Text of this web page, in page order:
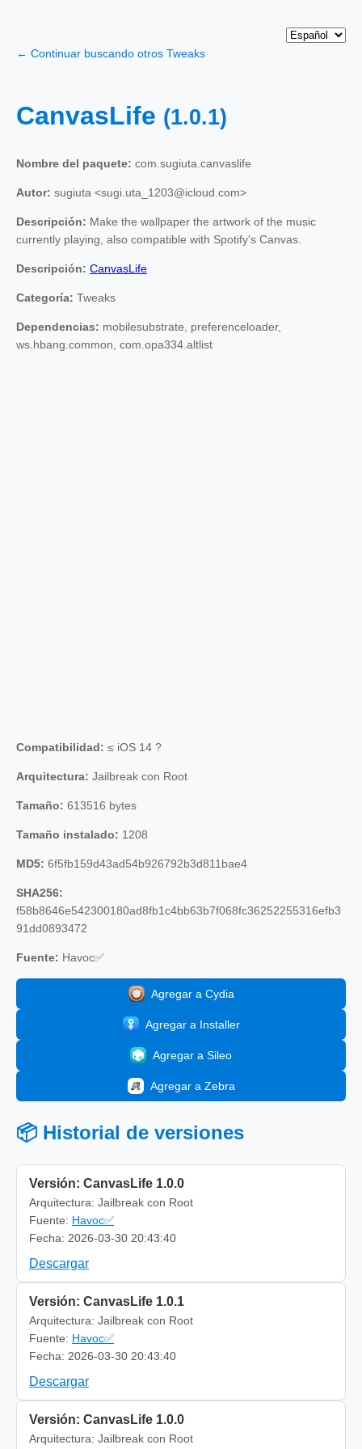
← Continuar buscando otros Tweaks
CanvasLife (1.0.1)
Nombre del paquete: com.sugiuta.canvaslife
Autor: sugiuta <sugi.uta_1203@icloud.com>
Descripción: Make the wallpaper the artwork of the music
currently playing, also compatible with Spotify's Canvas.
Descripción: CanvasLife
Categoría: Tweaks
Dependencias: mobilesubstrate, preferenceloader,
ws.hbang.common, com.opa334.altlist
Compatibilidad: ≤ iOS 14 ?
Arquitectura: Jailbreak con Root
Tamaño: 613516 bytes
Tamaño instalado: 1208
MD5: 6f5fb159d43ad54b926792b3d811bae4
SHA256:
f58b8646e542300180ad8fb1c4bb63b7f068fc36252255316efb3
91dd0893472
Fuente: Havoc✅
Agregar a Cydia
Agregar a Installer
Agregar a Sileo
Agregar a Zebra
📦 Historial de versiones
Versión: CanvasLife 1.0.0
Arquitectura: Jailbreak con Root
Fuente: Havoc✅
Fecha: 2026-03-30 20:43:40
Descargar
Versión: CanvasLife 1.0.1
Arquitectura: Jailbreak con Root
Fuente: Havoc✅
Fecha: 2026-03-30 20:43:40
Descargar
Versión: CanvasLife 1.0.0
Arquitectura: Jailbreak con Root